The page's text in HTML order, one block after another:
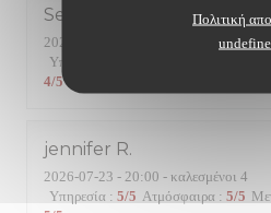
Πολιτική
Serge
2026-07-24
- 20:15 - καλεσμένοι 2
Υπηρεσία
4/5
jennifer R
2026-07-23 - 20:00 - καλεσμένοι 4
Υπηρεσία : 5/5 Ατμόσφαιρα : 5/5